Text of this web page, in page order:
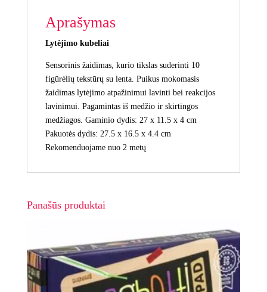
Aprašymas
Lytėjimo kubeliai
Sensorinis žaidimas, kurio tikslas suderinti 10
figūrėlių tekstūrų su lenta. Puikus mokomasis
žaidimas lytėjimo atpažinimui lavinti bei reakcijos
lavinimui. Pagamintas iš medžio ir skirtingos
medžiagos. Gaminio dydis: 27 x 11.5 x 4 cm
Pakuotės dydis: 27.5 x 16.5 x 4.4 cm
Rekomenduojame nuo 2 metų
Panašūs produktai